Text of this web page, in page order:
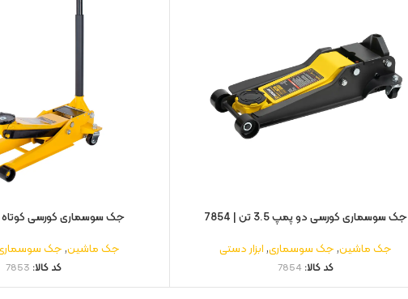
جک سوسماری کورسی دو پمپ 3.5 تن | 7854
جک ماشین,جک سوسماری,ابزار دستی
کد کالا: 7854
جک سوسماری کورسی کوتاه ۳ تن | 7853
جک ماشین,جک
کد کالا: 7853